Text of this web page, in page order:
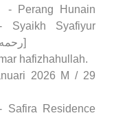
- Perang Hunain
Syaikh Syafiyur
رحمه]
hafizhahullah.
2026 M / 29
Safira Residence